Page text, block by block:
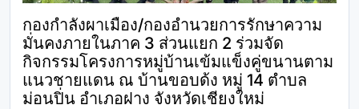
กองกำลังผาเมือง/กองอำนวยการรักษาความ
มั่นคงภายในภาค 3 ส่วนแยก 2 ร่วมจัด
กิจกรรมโครงการหมู่บ้านเข้มแข็งคู่ขนานตาม
แนวชายแดน ณ บ้านขอบด้ง หมู่ 14 ตำบล
ม่อนปิ่น อำเภอฝาง จังหวัดเชียงใหม่